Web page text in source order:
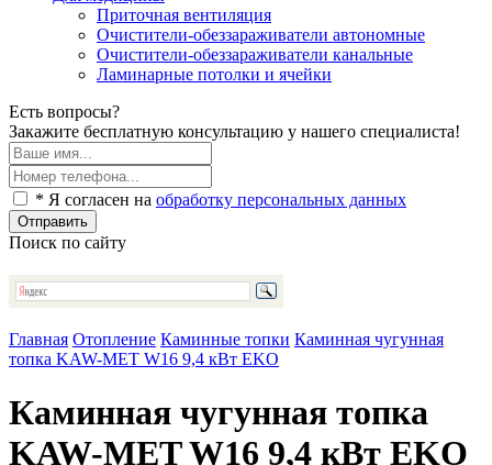
Приточная вентиляция
Очистители-обеззараживатели автономные
Очистители-обеззараживатели канальные
Ламинарные потолки и ячейки
Есть вопросы?
Закажите бесплатную консультацию у нашего специалиста!
* Я согласен на обработку персональных данных
Отправить
Поиск по сайту
Главная Отопление Каминные топки Каминная чугунная
топка KAW-MET W16 9,4 кВт EKO
Каминная чугунная топка
KAW-MET W16 9,4 кВт EKO